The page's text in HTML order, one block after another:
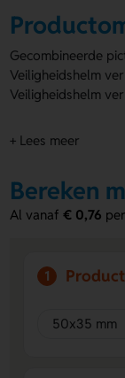
Gecombineerde
Veiligheidshelm
Veiligheidshelm
+ Lees meer
Bereken
Al vanaf€ 0,76
1